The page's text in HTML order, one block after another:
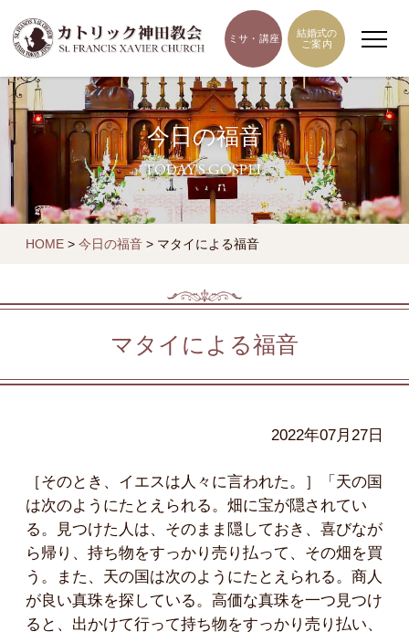
ミサ・講座
結婚式の
ご案内
今日の福音
TODAY'S GOSPEL
HOME > 今日の福音 > マタイによる福音
マタイによる福音
2022年07月27日
［そのとき、イエスは人々に言われた。］「天の国
は次のようにたとえられる。畑に宝が隠されてい
る。見つけた人は、そのまま隠しておき、喜びなが
ら帰り、持ち物をすっかり売り払って、その畑を買
う。また、天の国は次のようにたとえられる。商人
が良い真珠を探している。高価な真珠を一つ見つけ
ると、出かけて行って持ち物をすっかり売り払い、